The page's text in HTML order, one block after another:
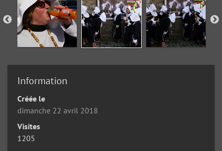
Information
Créée le
dimanche 22 avril 2018
Visites
1205